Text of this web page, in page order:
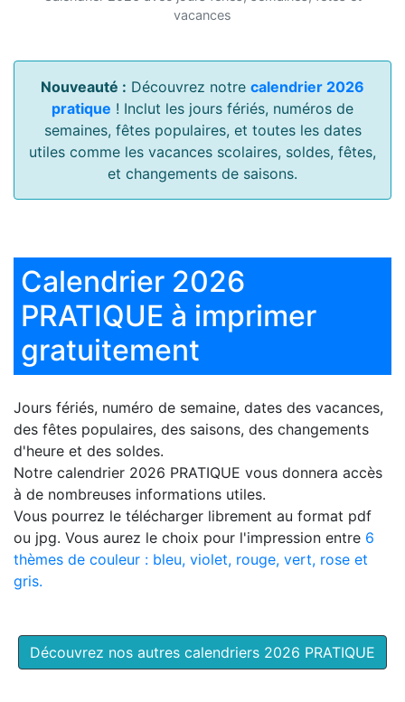
vacances
Nouveauté : Découvrez notre calendrier 2026
pratique ! Inclut les jours fériés, numéros de
semaines, fêtes populaires, et toutes les dates
utiles comme les vacances scolaires, soldes, fêtes,
et changements de saisons.
Calendrier 2026
PRATIQUE à imprimer
gratuitement
Jours fériés, numéro de semaine, dates des vacances,
des fêtes populaires, des saisons, des changements
d'heure et des soldes.
Notre calendrier 2026 PRATIQUE vous donnera accès
à de nombreuses informations utiles.
Vous pourrez le télécharger librement au format pdf
ou jpg. Vous aurez le choix pour l'impression entre 6
thèmes de couleur : bleu, violet, rouge, vert, rose et
gris.
Découvrez nos autres calendriers 2026 PRATIQUE